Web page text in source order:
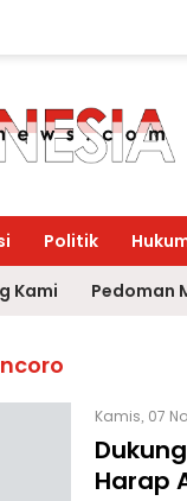
Politik
Kami Pedoman
Kamis, 07
Harap